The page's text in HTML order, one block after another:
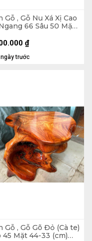
Gỗ , Gỗ Nu Xá Xị Cao
66 Sâu 50 Mặt
trước
₫
Gỗ , Gỗ Gõ Đỏ (Cà te)
45 Mặt 44-33 (cm)